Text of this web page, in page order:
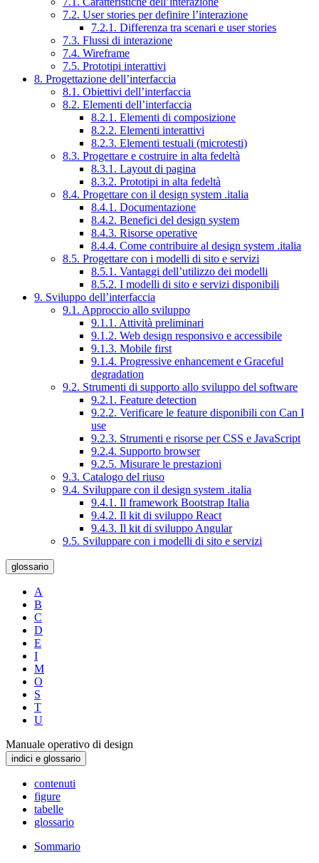
7.2. User stories per definire l’interazione
7.2.1. Differenza tra scenari e user stories
7.3. Flussi di interazione
7.4. Wireframe
7.5. Prototipi interattivi
8. Progettazione dell’interfaccia
8.1. Obiettivi dell’interfaccia
8.2. Elementi dell’interfaccia
8.2.1. Elementi di composizione
8.2.2. Elementi interattivi
8.2.3. Elementi testuali (microtesti)
8.3. Progettare e costruire in alta fedeltà
8.3.1. Layout di pagina
8.3.2. Prototipi in alta fedeltà
8.4. Progettare con il design system .italia
8.4.1. Documentazione
8.4.2. Benefici del design system
8.4.3. Risorse operative
8.4.4. Come contribuire al design system .italia
8.5. Progettare con i modelli di sito e servizi
8.5.1. Vantaggi dell’utilizzo dei modelli
8.5.2. I modelli di sito e servizi disponibili
9. Sviluppo dell’interfaccia
9.1. Approccio allo sviluppo
9.1.1. Attività preliminari
9.1.2. Web design responsivo e accessibile
9.1.3. Mobile first
9.1.4. Progressive enhancement e Graceful
degradation
9.2. Strumenti di supporto allo sviluppo del software
9.2.1. Feature detection
9.2.2. Verificare le feature disponibili con Can I
use
9.2.3. Strumenti e risorse per CSS e JavaScript
9.2.4. Supporto browser
9.2.5. Misurare le prestazioni
9.3. Catalogo del riuso
9.4. Sviluppare con il design system .italia
9.4.1. Il framework Bootstrap Italia
9.4.2. Il kit di sviluppo React
9.4.3. Il kit di sviluppo Angular
9.5. Sviluppare con i modelli di sito e servizi
glossario
A
B
C
D
E
I
M
O
S
T
U
Manuale operativo di design
indici e glossario
contenuti
figure
tabelle
glossario
Sommario